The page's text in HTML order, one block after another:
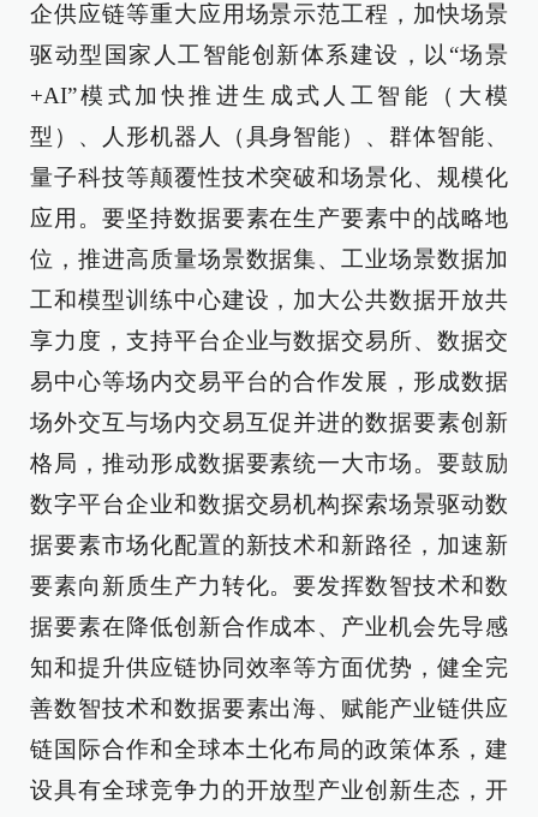
企供应链等重大应用场景示范工程，加快场景
驱动型国家人工智能创新体系建设，以“场景
+AI”模式加快推进生成式人工智能（大模
型）、人形机器人（具身智能）、群体智能、
量子科技等颠覆性技术突破和场景化、规模化
应用。要坚持数据要素在生产要素中的战略地
位，推进高质量场景数据集、工业场景数据加
工和模型训练中心建设，加大公共数据开放共
享力度，支持平台企业与数据交易所、数据交
易中心等场内交易平台的合作发展，形成数据
场外交互与场内交易互促并进的数据要素创新
格局，推动形成数据要素统一大市场。要鼓励
数字平台企业和数据交易机构探索场景驱动数
据要素市场化配置的新技术和新路径，加速新
要素向新质生产力转化。要发挥数智技术和数
据要素在降低创新合作成本、产业机会先导感
知和提升供应链协同效率等方面优势，健全完
善数智技术和数据要素出海、赋能产业链供应
链国际合作和全球本土化布局的政策体系，建
设具有全球竞争力的开放型产业创新生态，开